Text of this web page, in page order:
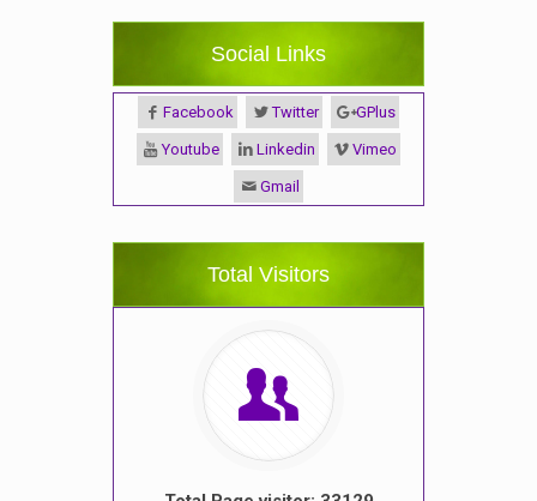
Social Links
Facebook Twitter GPlus
Youtube Linkedin Vimeo
Gmail
Total Visitors